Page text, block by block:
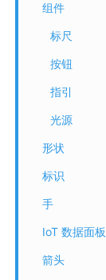
组件
标尺
按钮
指引
光源
形状
标识
手
IoT 数据面板
箭头